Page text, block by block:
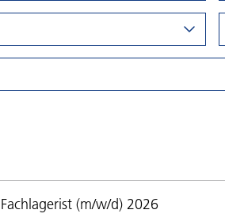
(m/w/d) 2026